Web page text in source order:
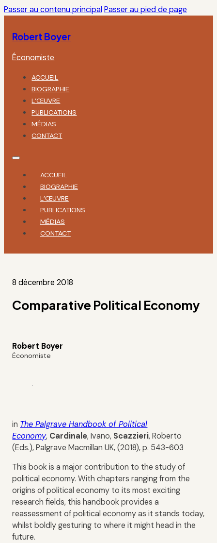
Passer au contenu principal Passer au pied de page
Robert Boyer
Économiste
ACCUEIL
BIOGRAPHIE
L’ŒUVRE
PUBLICATIONS
MÉDIAS
CONTACT
ACCUEIL
BIOGRAPHIE
L’ŒUVRE
PUBLICATIONS
MÉDIAS
CONTACT
8 décembre 2018
Comparative Political Economy
Robert Boyer
Économiste
in The Palgrave Handbook of Political
Economy, Cardinale, Ivano, Scazzieri, Roberto
(Eds.), Palgrave Macmillan UK, (2018), p. 543-603
This book is a major contribution to the study of
political economy. With chapters ranging from the
origins of political economy to its most exciting
research fields, this handbook provides a
reassessment of political economy as it stands today,
whilst boldly gesturing to where it might head in the
future.